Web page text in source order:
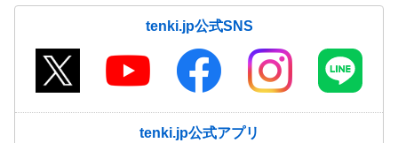
tenki.jp公式SNS
tenki.jp公式アプリ